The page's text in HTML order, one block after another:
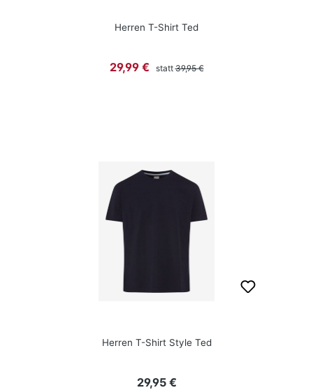
Herren T-Shirt Ted
Verkaufspreis:
29,99 € stattRegulärer Preis:
39,95 €
Herren T-Shirt Style Ted
Regulärer Preis:
29,95 €